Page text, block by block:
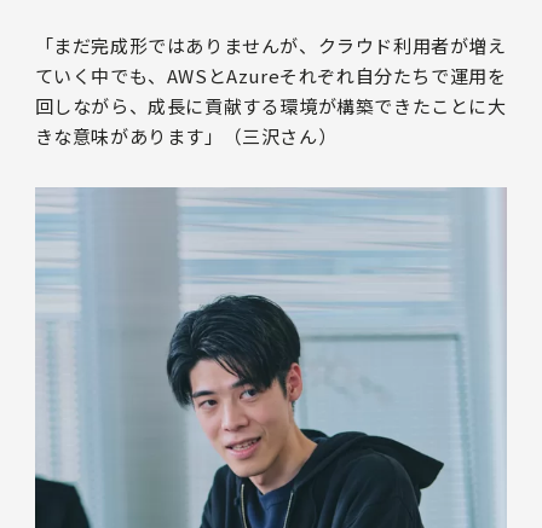
「まだ完成形ではありませんが、クラウド利用者が増え
ていく中でも、AWSとAzureそれぞれ自分たちで運用を
回しながら、成長に貢献する環境が構築できたことに大
きな意味があります」（三沢さん）